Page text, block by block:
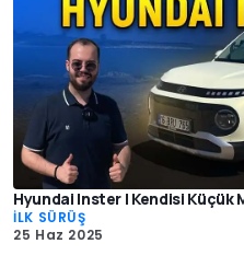
Hyundai Inster | Kendisi Küçük
İLK SÜRÜŞ
25 Haz 2025